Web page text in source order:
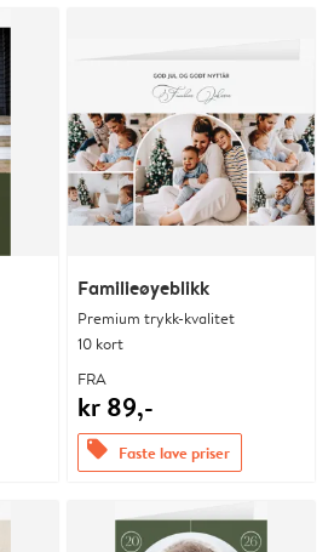
Familieøyeblikk
Premium trykk-kvalitet
10 kort
FRA
kr 89,-
offers Faste lave priser